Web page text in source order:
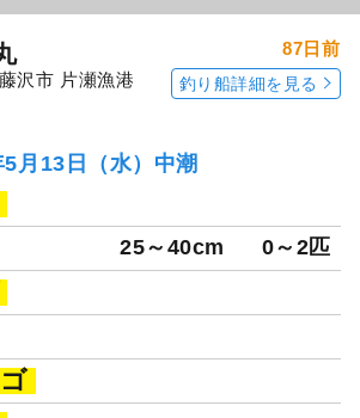
沢市 片瀬漁港
87日前
釣り船詳細を見る
月13日（水）中潮
25～40cm 0～2匹